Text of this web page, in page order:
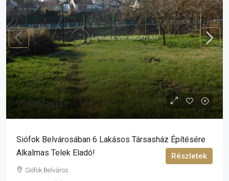
99 000 000 Ft
Siófok Belvárosában 6 Lakásos Társasház Építésére
Alkalmas Telek Eladó!
Siófok Belváros
Részletek